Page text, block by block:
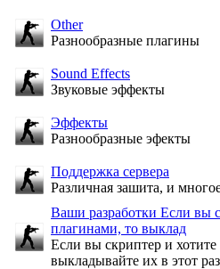
Other
Разнообразные плагины
Sound Effects
Звуковые эффекты
Эффекты
Разнообразные эфекты
Поддержка сервера
Различная зашита, и
Ваши разработки Если вы
плагинами, то выклад
Если вы скриптер и
выкладывайте их в этот